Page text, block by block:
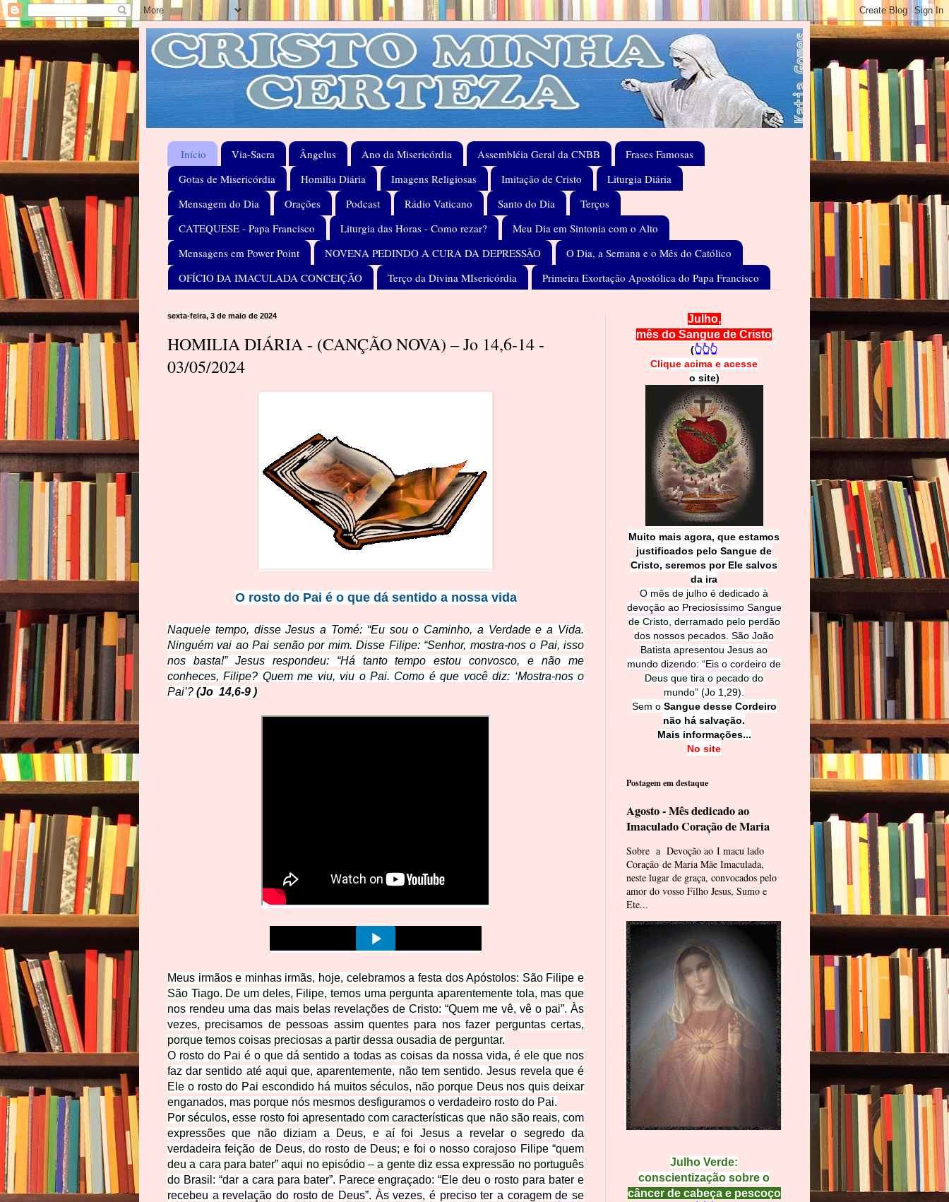
Início Via-Sacra Ângelus Ano da Misericórdia Assembléia Geral da CNBB
Frases Famosas
Gotas de Misericórdia
Homilia Diária Imagens Religiosas Imitação de Cristo
Liturgia Diária
Mensagem do Dia
Orações Podcast Rádio Vaticano Santo do Dia
Terços
CATEQUESE - Papa Francisco
Liturgia das Horas - Como rezar?
Meu Dia em Sintonia com o Alto
Mensagens em Power Point
NOVENA PEDINDO A CURA DA DEPRESSÃO
O Dia, a Semana e o Mês do Católico
OFÍCIO DA IMACULADA CONCEIÇÃO
Terço da Divina MIsericórdia Primeira Exortação Apostólica do Papa Francisco
sexta-feira, 3 de maio de 2024
HOMILIA DIÁRIA - (CANÇÃO NOVA) – Jo 14,6-14 -
03/05/2024
O rosto do Pai é o que dá sentido a nossa vida
Naquele tempo, disse Jesus a Tomé: “Eu sou o Caminho, a Verdade e a Vida.
Ninguém vai ao Pai senão por mim. Disse Filipe: “Senhor, mostra-nos o Pai, isso
nos basta!” Jesus respondeu: “Há tanto tempo estou convosco, e não me
conheces, Filipe? Quem me viu, viu o Pai. Como é que você diz: ‘Mostra-nos o
Pai’? (Jo 14,6-9 )
Meus irmãos e minhas irmãs, hoje, celebramos a festa dos Apóstolos: São Filipe e
São Tiago. De um deles, Filipe, temos uma pergunta aparentemente tola, mas que
nos rendeu uma das mais belas revelações de Cristo: “Quem me vê, vê o pai”. Às
vezes, precisamos de pessoas assim quentes para nos fazer perguntas certas,
porque temos coisas preciosas a partir dessa ousadia de perguntar.
O rosto do Pai é o que dá sentido a todas as coisas da nossa vida, é ele que nos
faz dar sentido até aqui que, aparentemente, não tem sentido. Jesus revela que é
Ele o rosto do Pai escondido há muitos séculos, não porque Deus nos quis deixar
enganados, mas porque nós mesmos desfiguramos o verdadeiro rosto do Pai.
Por séculos, esse rosto foi apresentado com características que não são reais, com
expressões que não diziam a Deus, e aí foi Jesus a revelar o segredo da
verdadeira feição de Deus, do rosto de Deus; e foi o nosso corajoso Filipe “quem
deu a cara para bater” aqui no episódio – a gente diz essa expressão no português
do Brasil: “dar a cara para bater”. Parece engraçado: “Ele deu o rosto para bater e
recebeu a revelação do rosto de Deus”. Às vezes, é preciso ter a coragem de se
Julho,
mês do Sangue de Cristo
(👆👆👆
Clique acima e acesse
o site)
Muito mais agora, que estamos
justificados pelo Sangue de
Cristo, seremos por Ele salvos
da ira
O mês de julho é dedicado à
devoção ao Preciosíssimo Sangue
de Cristo, derramado pelo perdão
dos nossos pecados. São João
Batista apresentou Jesus ao
mundo dizendo: “Eis o cordeiro de
Deus que tira o pecado do
mundo” (Jo 1,29).
Sem o Sangue desse Cordeiro
não há salvação.
Mais informações...
No site
Postagem em destaque
Agosto - Mês dedicado ao
Imaculado Coração de Maria
Sobre a Devoção ao I macu lado
Coração de Maria Mãe Imaculada,
neste lugar de graça, convocados pelo
amor do vosso Filho Jesus, Sumo e
Ete...
Julho Verde:
conscientização sobre o
câncer de cabeça e pescoço